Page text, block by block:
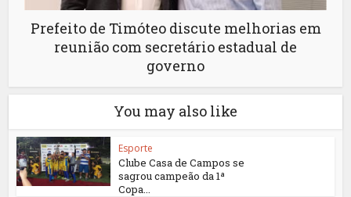
Prefeito de Timóteo discute melhorias em
reunião com secretário estadual de
governo
You may also like
Esporte
Clube Casa de Campos se
sagrou campeão da 1ª
Copa...